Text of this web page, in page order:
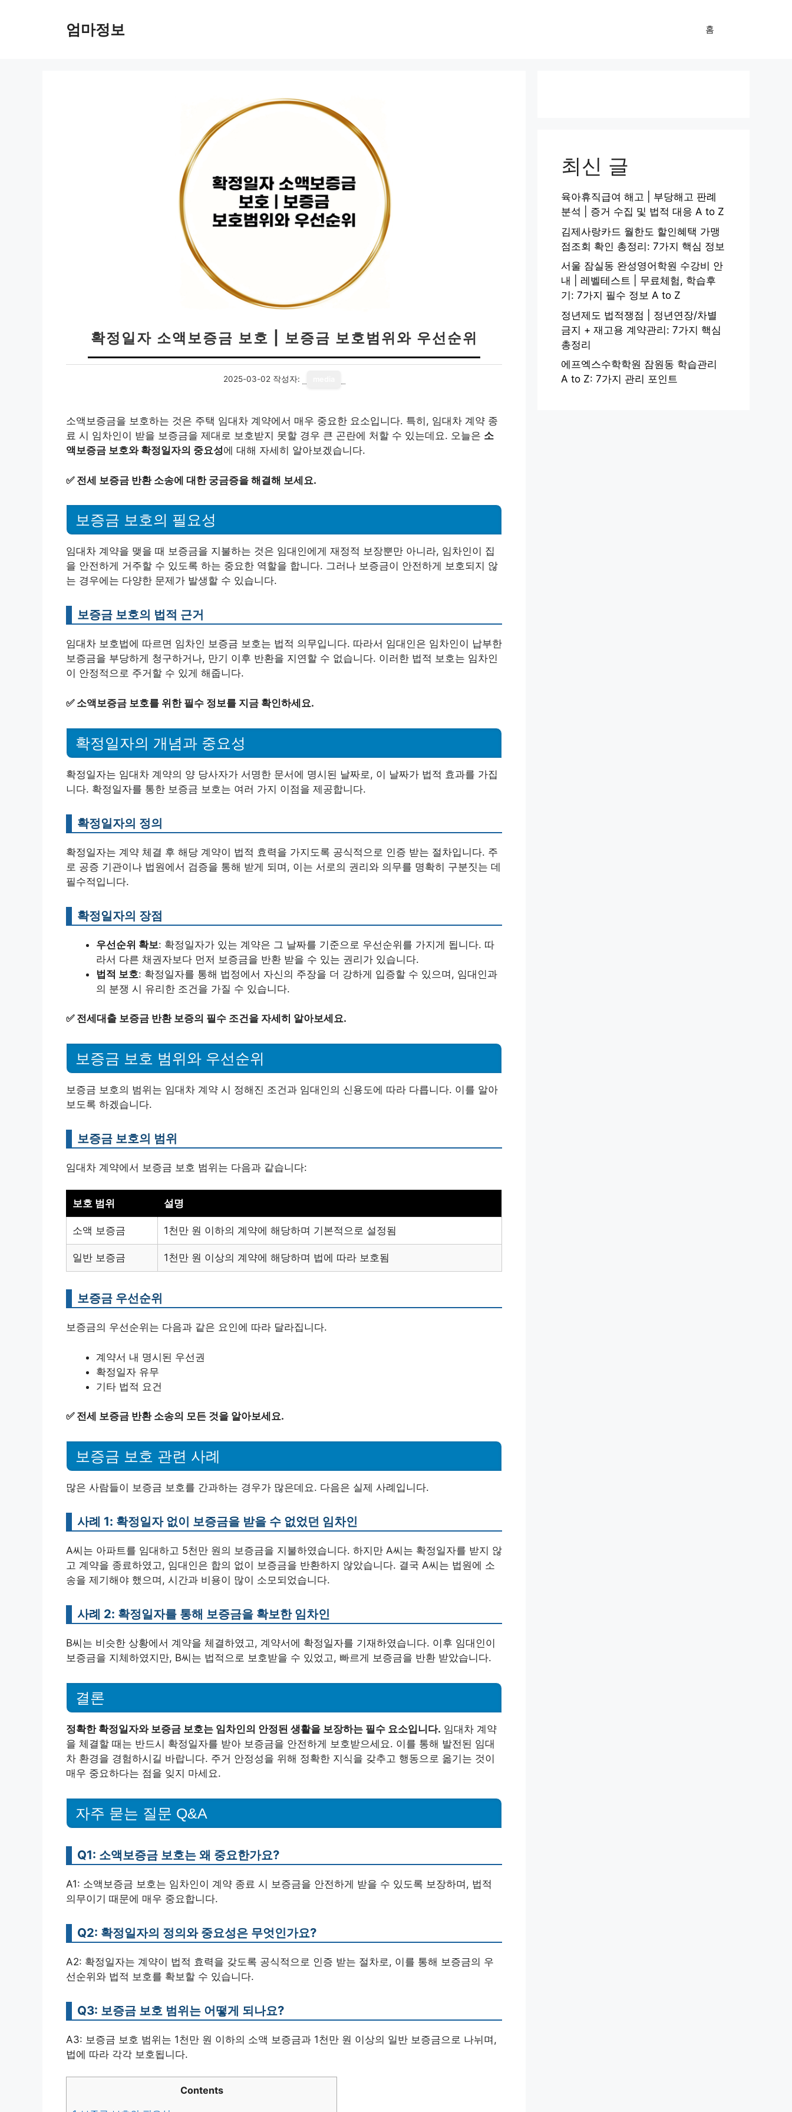
엄마정보 홈
확정일자 소액보증금 보호 | 보증금 보호범위와 우선순위
2025-03-02 작성자:
소액보증금을 보호하는 것은 주택 임대차 계약에서 매우 중요한 요소입니다. 특히, 임대차 계약 종
료 시 임차인이 받을 보증금을 제대로 보호받지 못할 경우 큰 곤란에 처할 수 있는데요. 오늘은 소
액보증금 보호와 확정일자의 중요성에 대해 자세히 알아보겠습니다.
✅ 전세 보증금 반환 소송에 대한 궁금증을 해결해 보세요.
보증금 보호의 필요성
임대차 계약을 맺을 때 보증금을 지불하는 것은 임대인에게 재정적 보장뿐만 아니라, 임차인이 집
을 안전하게 거주할 수 있도록 하는 중요한 역할을 합니다. 그러나 보증금이 안전하게 보호되지 않
는 경우에는 다양한 문제가 발생할 수 있습니다.
보증금 보호의 법적 근거
임대차 보호법에 따르면 임차인 보증금 보호는 법적 의무입니다. 따라서 임대인은 임차인이 납부한
보증금을 부당하게 청구하거나, 만기 이후 반환을 지연할 수 없습니다. 이러한 법적 보호는 임차인
이 안정적으로 주거할 수 있게 해줍니다.
✅ 소액보증금 보호를 위한 필수 정보를 지금 확인하세요.
확정일자의 개념과 중요성
확정일자는 임대차 계약의 양 당사자가 서명한 문서에 명시된 날짜로, 이 날짜가 법적 효과를 가집
니다. 확정일자를 통한 보증금 보호는 여러 가지 이점을 제공합니다.
확정일자의 정의
확정일자는 계약 체결 후 해당 계약이 법적 효력을 가지도록 공식적으로 인증 받는 절차입니다. 주
로 공증 기관이나 법원에서 검증을 통해 받게 되며, 이는 서로의 권리와 의무를 명확히 구분짓는 데
필수적입니다.
확정일자의 장점
우선순위 확보: 확정일자가 있는 계약은 그 날짜를 기준으로 우선순위를 가지게 됩니다. 따
라서 다른 채권자보다 먼저 보증금을 반환 받을 수 있는 권리가 있습니다.
법적 보호: 확정일자를 통해 법정에서 자신의 주장을 더 강하게 입증할 수 있으며, 임대인과
의 분쟁 시 유리한 조건을 가질 수 있습니다.
✅ 전세대출 보증금 반환 보증의 필수 조건을 자세히 알아보세요.
보증금 보호 범위와 우선순위
보증금 보호의 범위는 임대차 계약 시 정해진 조건과 임대인의 신용도에 따라 다릅니다. 이를 알아
보도록 하겠습니다.
보증금 보호의 범위
임대차 계약에서 보증금 보호 범위는 다음과 같습니다:
보호 범위 설명
소액 보증금 1천만 원 이하의 계약에 해당하며 기본적으로 설정됨
일반 보증금 1천만 원 이상의 계약에 해당하며 법에 따라 보호됨
보증금 우선순위
보증금의 우선순위는 다음과 같은 요인에 따라 달라집니다.
계약서 내 명시된 우선권
확정일자 유무
기타 법적 요건
✅ 전세 보증금 반환 소송의 모든 것을 알아보세요.
보증금 보호 관련 사례
많은 사람들이 보증금 보호를 간과하는 경우가 많은데요. 다음은 실제 사례입니다.
사례 1: 확정일자 없이 보증금을 받을 수 없었던 임차인
A씨는 아파트를 임대하고 5천만 원의 보증금을 지불하였습니다. 하지만 A씨는 확정일자를 받지 않
고 계약을 종료하였고, 임대인은 합의 없이 보증금을 반환하지 않았습니다. 결국 A씨는 법원에 소
송을 제기해야 했으며, 시간과 비용이 많이 소모되었습니다.
사례 2: 확정일자를 통해 보증금을 확보한 임차인
B씨는 비슷한 상황에서 계약을 체결하였고, 계약서에 확정일자를 기재하였습니다. 이후 임대인이
보증금을 지체하였지만, B씨는 법적으로 보호받을 수 있었고, 빠르게 보증금을 반환 받았습니다.
결론
정확한 확정일자와 보증금 보호는 임차인의 안정된 생활을 보장하는 필수 요소입니다. 임대차 계약
을 체결할 때는 반드시 확정일자를 받아 보증금을 안전하게 보호받으세요. 이를 통해 발전된 임대
차 환경을 경험하시길 바랍니다. 주거 안정성을 위해 정확한 지식을 갖추고 행동으로 옮기는 것이
매우 중요하다는 점을 잊지 마세요.
자주 묻는 질문 Q&A
Q1: 소액보증금 보호는 왜 중요한가요?
A1: 소액보증금 보호는 임차인이 계약 종료 시 보증금을 안전하게 받을 수 있도록 보장하며, 법적
의무이기 때문에 매우 중요합니다.
Q2: 확정일자의 정의와 중요성은 무엇인가요?
A2: 확정일자는 계약이 법적 효력을 갖도록 공식적으로 인증 받는 절차로, 이를 통해 보증금의 우
선순위와 법적 보호를 확보할 수 있습니다.
Q3: 보증금 보호 범위는 어떻게 되나요?
A3: 보증금 보호 범위는 1천만 원 이하의 소액 보증금과 1천만 원 이상의 일반 보증금으로 나뉘며,
법에 따라 각각 보호됩니다.
Contents
최신 글
육아휴직급여 해고 | 부당해고 판례
분석 | 증거 수집 및 법적 대응 A to Z
김제사랑카드 월한도 할인혜택 가맹
점조회 확인 총정리: 7가지 핵심 정보
서울 잠실동 완성영어학원 수강비 안
내 | 레벨테스트 | 무료체험, 학습후
기: 7가지 필수 정보 A to Z
정년제도 법적쟁점 | 정년연장/차별
금지 + 재고용 계약관리: 7가지 핵심
총정리
에프엑스수학학원 잠원동 학습관리
A to Z: 7가지 관리 포인트